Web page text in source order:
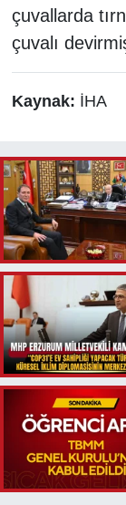
çuvallarda
çuvalı
Kaynak: İHA